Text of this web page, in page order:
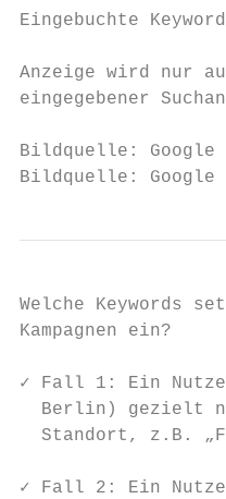
Eingebuchte
Anzeige wird nur
eingegebener
Bildquelle: Google
Bildquelle: Google
Welche Keywords
Kampagnen ein?
✓ Fall 1: Ein
Berlin) gezielt
Standort, z.B.
✓ Fall 2: Ein